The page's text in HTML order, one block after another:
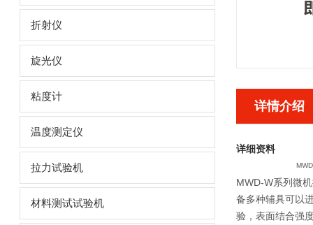
折射仪
旋光仪
粘度计
温度测定仪
拉力试验机
材料测试试验机
详情介绍
详细资料
MWD-W系列微
备多种辅具可以
验，表面结合强